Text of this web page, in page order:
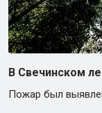
В Свечинском
Пожар был